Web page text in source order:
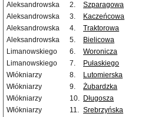
Aleksandrowska
2. Szparagowa
Aleksandrowska
3. Kaczeńcowa
Aleksandrowska
4. Traktorowa
Aleksandrowska
5. Bielicowa
Limanowskiego
6. Woronicza
Limanowskiego
7. Pułaskiego
Włókniarzy
8. Lutomierska
Włókniarzy
9. Żubardzka
Włókniarzy
10. Długosza
Włókniarzy
11. Srebrzyńska